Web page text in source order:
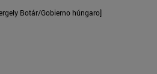
Botár/Gobierno húngaro]